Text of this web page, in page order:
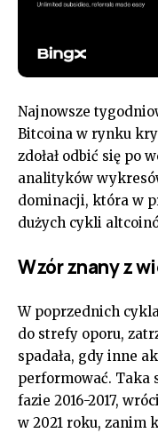
Najnowsze
Bitcoina w rynku
zdołał odbić się po
analityków
dominacji, która w
dużych cykli
Wzór znany z
W poprzednich
do strefy oporu,
spadała, gdy inne
performować. Taka
fazie 2016-2017,
w 2021 roku, zanim